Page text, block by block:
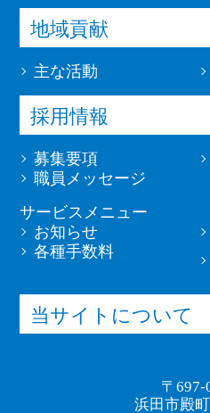
地域貢献
主な活動
採用情報
募集要項
職員メッセージ
サービスメニュー
お知らせ
各種手数料
当サイトについて
〒697-
浜田市殿